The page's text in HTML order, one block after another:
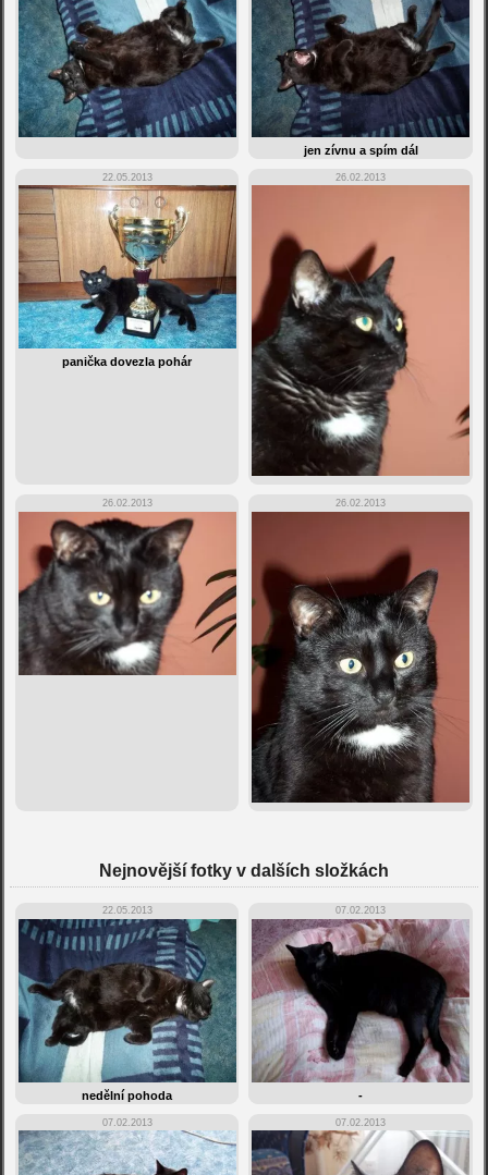
jen zívnu a spím dál
22.05.2013
panička dovezla pohár
26.02.2013
26.02.2013 26.02.2013
Nejnovější fotky v dalších složkách
22.05.2013
nedělní pohoda
07.02.2013
-
07.02.2013 07.02.2013